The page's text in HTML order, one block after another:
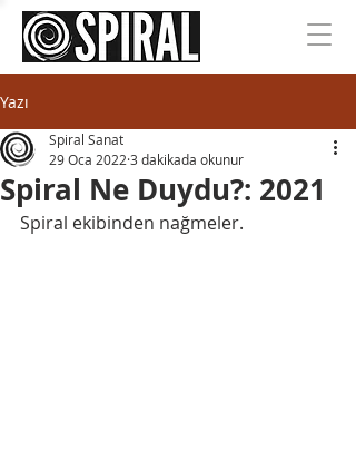
Yazı
Spiral Ne Duydu?: 2021
Spiral Sanat
29 Oca 2022 3 dakikada okunur
Spiral ekibinden nağmeler.